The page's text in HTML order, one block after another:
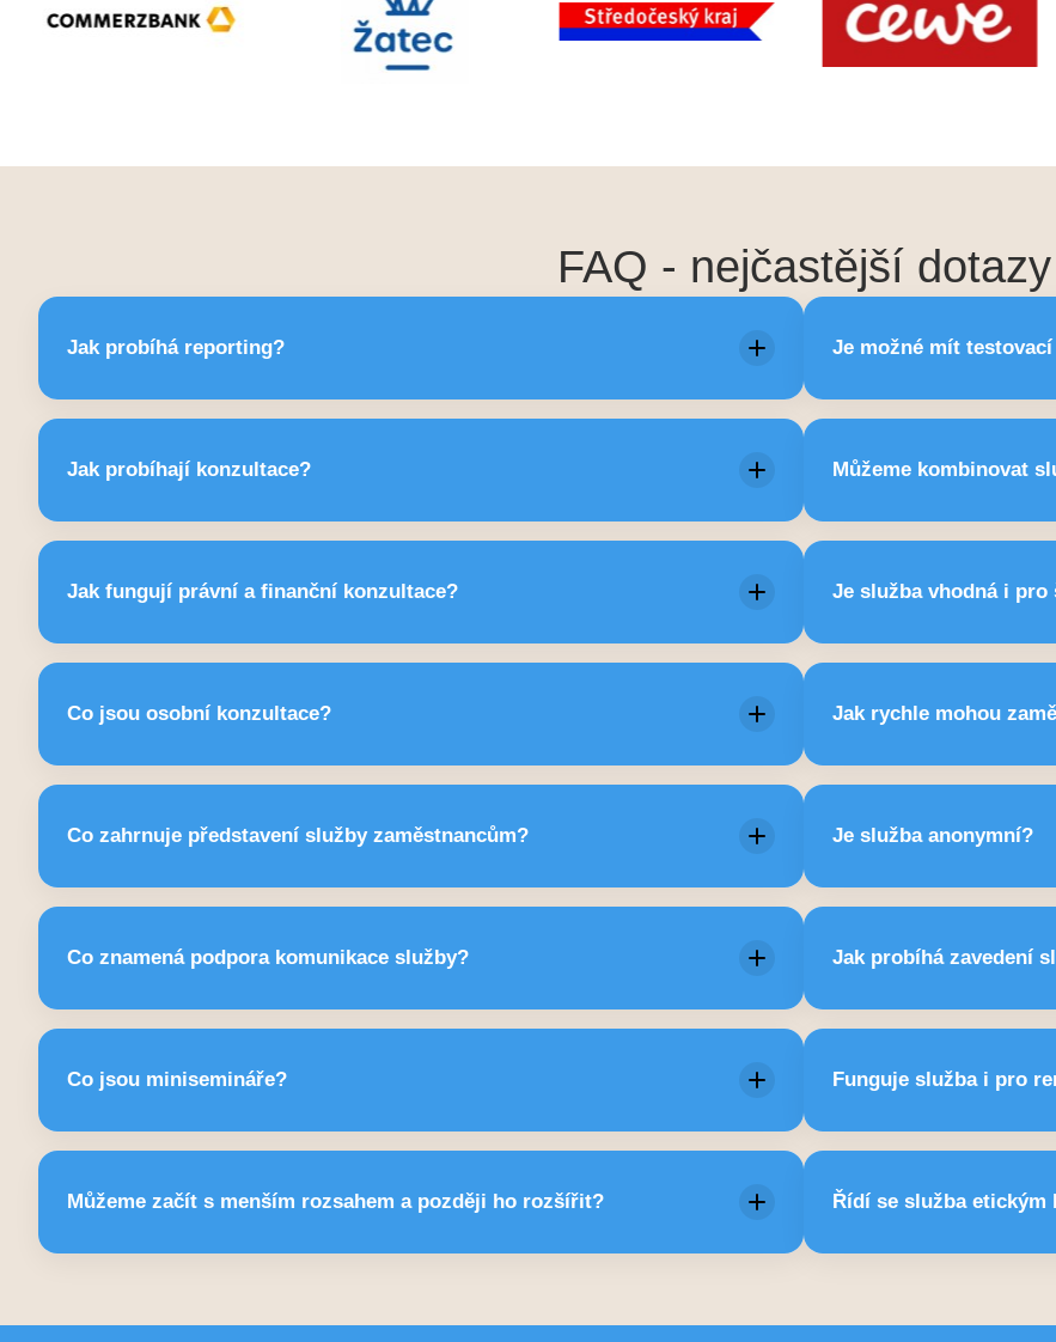
FAQ - nejčastější dotazy
Jak probíhá reporting?
(měsíčně / kvartálně / pololetně). Výstupy pomáhají cílit další podporu.
Jak probíhají konzultace?
prvním krokem a doporučením další odborné pomoci.
Jak fungují právní a finanční konzultace?
30–60 minut, základní orientace, doporučení kroků, případně kontakt na odborníky.
Co jsou osobní konzultace?
dne.
Co zahrnuje představení služby zaměstnancům?
ročně.
Co znamená podpora komunikace služby?
Pomůžeme s interní komunikací: vizitky, letáky, texty, bannery, intranet.
Co jsou minisemináře?
práce a rodiny nebo témata z reportingu.
Můžeme začít s menším rozsahem a později ho rozšířit?
Je možné mít
Ano. Mnoho
Můžeme kombinovat
Ano. Pricingové
Je služba vhodná i pro
Jak rychle mohou
Je služba anonymní?
Jak probíhá zavedení
Funguje služba i pro
Ano. Je
Řídí se služba etickým